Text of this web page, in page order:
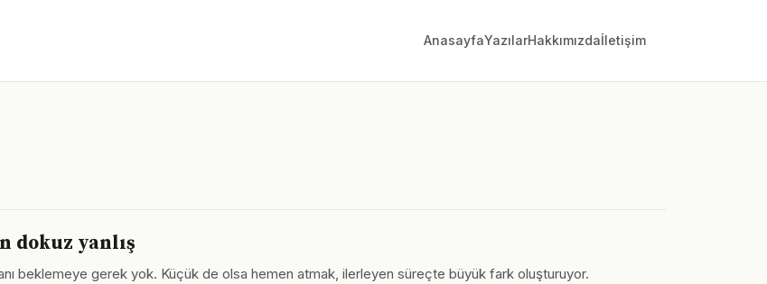
AnasayfaYazılarHakkımızdaİletişim
dokuz yanlış
beklemeye gerek yok. Küçük de olsa hemen atmak, ilerleyen süreçte büyük fark oluşturuyor.